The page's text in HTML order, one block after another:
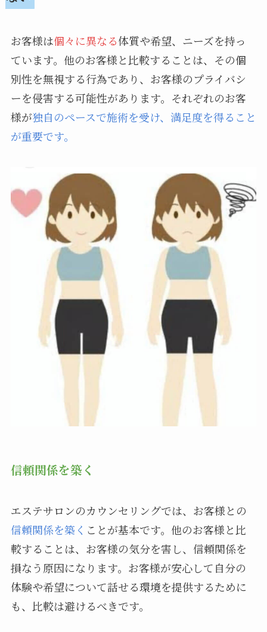
お客様は個々に異なる体質や希望、ニーズを持っ
ています。他のお客様と比較することは、その個
別性を無視する行為であり、お客様のプライバシ
ーを侵害する可能性があります。それぞれのお客
様が独自のペースで施術を受け、満足度を得ること
が重要です。
信頼関係を築く
エステサロンのカウンセリングでは、お客様との
信頼関係を築く ことが基本です。他のお客様と比
較することは、お客様の気分を害し、信頼関係を
損なう原因になります。お客様が安心して自分の
体験や希望について話せる環境を提供するために
も、比較は避けるべきです。